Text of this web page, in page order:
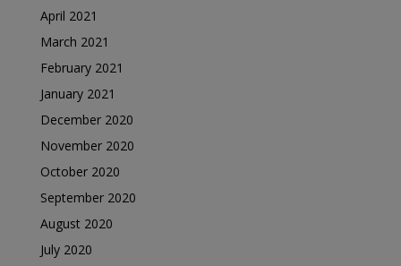
April 2021
March 2021
February 2021
January 2021
December 2020
November 2020
October 2020
September 2020
August 2020
July 2020